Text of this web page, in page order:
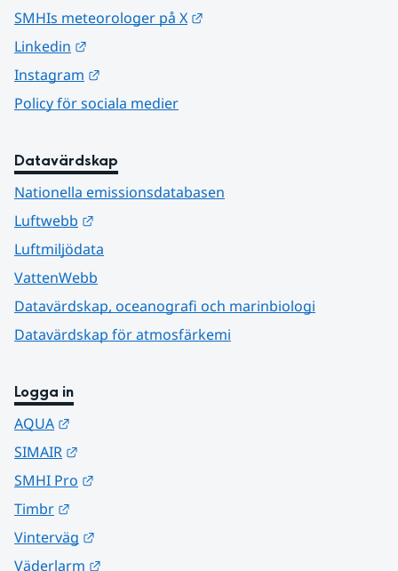
SMHIs meteorologer på X
Linkedin
Instagram
Policy för sociala medier
Datavärdskap
Nationella emissionsdatabasen
Luftwebb
Luftmiljödata
VattenWebb
Datavärdskap, oceanografi och marinbiologi
Datavärdskap för atmosfärkemi
Logga in
AQUA
SIMAIR
SMHI Pro
Timbr
Vinterväg
Väderlarm